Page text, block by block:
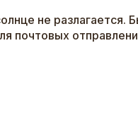
не разлагается.
почтовых